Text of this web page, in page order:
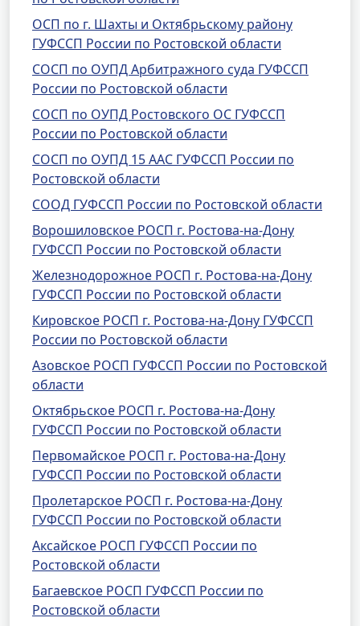
ОСП по г. Шахты и Октябрьскому району
ГУФССП России по Ростовской области
СОСП по ОУПД Арбитражного суда ГУФССП
России по Ростовской области
СОСП по ОУПД Ростовского ОС ГУФССП
России по Ростовской области
СОСП по ОУПД 15 ААС ГУФССП России по
Ростовской области
СООД ГУФССП России по Ростовской области
Ворошиловское РОСП г. Ростова-на-Дону
ГУФССП России по Ростовской области
Железнодорожное РОСП г. Ростова-на-Дону
ГУФССП России по Ростовской области
Кировское РОСП г. Ростова-на-Дону ГУФССП
России по Ростовской области
Азовское РОСП ГУФССП России по Ростовской
области
Октябрьское РОСП г. Ростова-на-Дону
ГУФССП России по Ростовской области
Первомайское РОСП г. Ростова-на-Дону
ГУФССП России по Ростовской области
Пролетарское РОСП г. Ростова-на-Дону
ГУФССП России по Ростовской области
Аксайское РОСП ГУФССП России по
Ростовской области
Багаевское РОСП ГУФССП России по
Ростовской области